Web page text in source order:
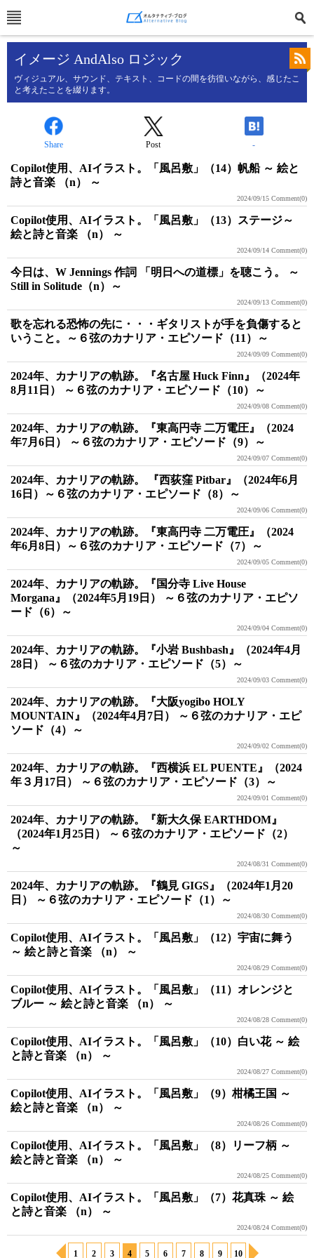
イメージ AndAlso ロジック
ヴィジュアル、サウンド、テキスト、コードの間を彷徨いながら、感じたこ
と考えたことを綴ります。
Share Post -
Copilot使用、AIイラスト。「風呂敷」（14）帆船 ～ 絵と
詩と音楽 （n） ～
2024/09/15 Comment(0)
Copilot使用、AIイラスト。「風呂敷」（13）ステージ～
絵と詩と音楽 （n） ～
2024/09/14 Comment(0)
今日は、W Jennings 作詞 「明日への道標」を聴こう。 ～
Still in Solitude（n）～
2024/09/13 Comment(0)
歌を忘れる恐怖の先に・・・ギタリストが手を負傷すると
いうこと。～６弦のカナリア・エピソード（11）～
2024/09/09 Comment(0)
2024年、カナリアの軌跡。『名古屋 Huck Finn』（2024年
8月11日） ～６弦のカナリア・エピソード（10）～
2024/09/08 Comment(0)
2024年、カナリアの軌跡。『東高円寺 二万電圧』（2024
年7月6日） ～６弦のカナリア・エピソード（9）～
2024/09/07 Comment(0)
2024年、カナリアの軌跡。 『西荻窪 Pitbar』（2024年6月
16日）～６弦のカナリア・エピソード（8）～
2024/09/06 Comment(0)
2024年、カナリアの軌跡。『東高円寺 二万電圧』（2024
年6月8日）～６弦のカナリア・エピソード（7）～
2024/09/05 Comment(0)
2024年、カナリアの軌跡。『国分寺 Live House
Morgana』（2024年5月19日） ～６弦のカナリア・エピソ
ード（6）～
2024/09/04 Comment(0)
2024年、カナリアの軌跡。『小岩 Bushbash』（2024年4月
28日） ～６弦のカナリア・エピソード（5）～
2024/09/03 Comment(0)
2024年、カナリアの軌跡。『大阪yogibo HOLY
MOUNTAIN』（2024年4月7日） ～６弦のカナリア・エピ
ソード（4）～
2024/09/02 Comment(0)
2024年、カナリアの軌跡。『西横浜 EL PUENTE』（2024
年３月17日） ～６弦のカナリア・エピソード（3）～
2024/09/01 Comment(0)
2024年、カナリアの軌跡。『新大久保 EARTHDOM』
（2024年1月25日） ～６弦のカナリア・エピソード（2）
～
2024/08/31 Comment(0)
2024年、カナリアの軌跡。『鶴見 GIGS』（2024年1月20
日） ～６弦のカナリア・エピソード（1）～
2024/08/30 Comment(0)
Copilot使用、AIイラスト。「風呂敷」（12）宇宙に舞う
～ 絵と詩と音楽 （n） ～
2024/08/29 Comment(0)
Copilot使用、AIイラスト。「風呂敷」（11）オレンジと
ブルー ～ 絵と詩と音楽 （n） ～
2024/08/28 Comment(0)
Copilot使用、AIイラスト。「風呂敷」（10）白い花 ～ 絵
と詩と音楽 （n） ～
2024/08/27 Comment(0)
Copilot使用、AIイラスト。「風呂敷」（9）柑橘王国 ～
絵と詩と音楽 （n） ～
2024/08/26 Comment(0)
Copilot使用、AIイラスト。「風呂敷」（8）リーフ柄 ～
絵と詩と音楽 （n） ～
2024/08/25 Comment(0)
Copilot使用、AIイラスト。「風呂敷」（7）花真珠 ～ 絵
と詩と音楽 （n） ～
2024/08/24 Comment(0)
1 2 3 4 5 6 7 8 9 10